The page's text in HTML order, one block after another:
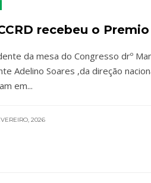
recebeu o
da mesa do Congresso drº
Adelino Soares ,da direção
em...
2026